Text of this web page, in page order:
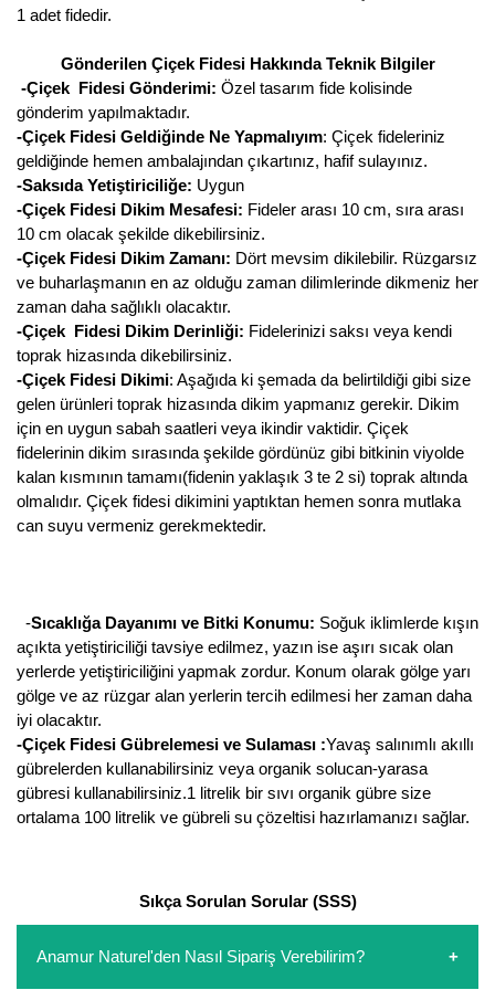
1 adet fidedir.
Gönderilen Çiçek Fidesi Hakkında Teknik Bilgiler
-Çiçek Fidesi Gönderimi: Özel tasarım fide kolisinde
gönderim yapılmaktadır.
-Çiçek Fidesi Geldiğinde Ne Yapmalıyım: Çiçek fideleriniz
geldiğinde hemen ambalajından çıkartınız, hafif sulayınız.
-Saksıda Yetiştiriciliğe: Uygun
-Çiçek Fidesi Dikim Mesafesi: Fideler arası 10 cm, sıra arası
10 cm olacak şekilde dikebilirsiniz.
-Çiçek Fidesi Dikim Zamanı: Dört mevsim dikilebilir. Rüzgarsız
ve buharlaşmanın en az olduğu zaman dilimlerinde dikmeniz her
zaman daha sağlıklı olacaktır.
-Çiçek Fidesi Dikim Derinliği: Fidelerinizi saksı veya kendi
toprak hizasında dikebilirsiniz.
-Çiçek Fidesi Dikimi: Aşağıda ki şemada da belirtildiği gibi size
gelen ürünleri toprak hizasında dikim yapmanız gerekir. Dikim
için en uygun sabah saatleri veya ikindir vaktidir. Çiçek
fidelerinin dikim sırasında şekilde gördünüz gibi bitkinin viyolde
kalan kısmının tamamı(fidenin yaklaşık 3 te 2 si) toprak altında
olmalıdır. Çiçek fidesi dikimini yaptıktan hemen sonra mutlaka
can suyu vermeniz gerekmektedir.
-Sıcaklığa Dayanımı ve Bitki Konumu: Soğuk iklimlerde kışın
açıkta yetiştiriciliği tavsiye edilmez, yazın ise aşırı sıcak olan
yerlerde yetiştiriciliğini yapmak zordur. Konum olarak gölge yarı
gölge ve az rüzgar alan yerlerin tercih edilmesi her zaman daha
iyi olacaktır.
-Çiçek Fidesi Gübrelemesi ve Sulaması :Yavaş salınımlı akıllı
gübrelerden kullanabilirsiniz veya organik solucan-yarasa
gübresi kullanabilirsiniz.1 litrelik bir sıvı organik gübre size
ortalama 100 litrelik ve gübreli su çözeltisi hazırlamanızı sağlar.
Sıkça Sorulan Sorular (SSS)
Anamur Naturel'den Nasıl Sipariş Verebilirim?